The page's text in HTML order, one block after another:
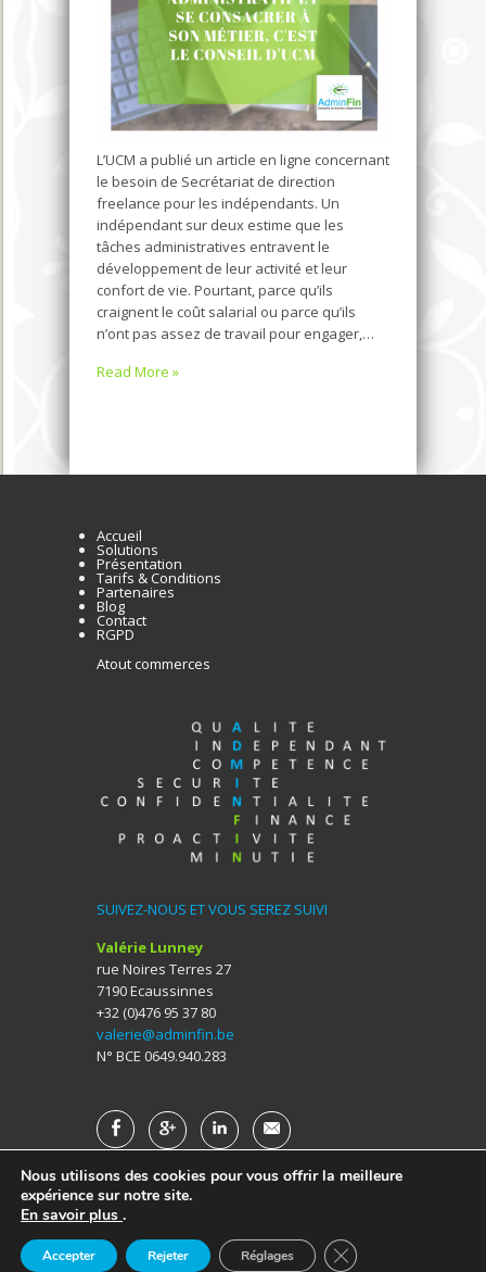
L’UCM a publié un article en ligne concernant
le besoin de Secrétariat de direction
freelance pour les indépendants. Un
indépendant sur deux estime que les
tâches administratives entravent le
développement de leur activité et leur
confort de vie. Pourtant, parce qu’ils
craignent le coût salarial ou parce qu’ils
n’ont pas assez de travail pour engager,…
Read More »
Accueil
Solutions
Présentation
Tarifs & Conditions
Partenaires
Blog
Contact
RGPD
Atout commerces
SUIVEZ-NOUS ET VOUS SEREZ SUIVI
Valérie Lunney
rue Noires Terres 27
7190 Ecaussinnes
+32 (0)476 95 37 80
valerie@adminfin.be
N° BCE 0649.940.283
Copyright © 2016 AdminFin. Design by
ChewingCom.
Accueil|Contact
Nous utilisons des cookies pour vous offrir la meilleure
expérience sur notre site.
En savoir plus .
Accepter Rejeter Réglages Close GDPR Cookie